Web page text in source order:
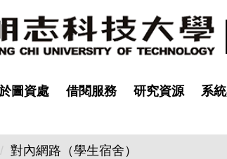
圖資處 借閱服務 研究資源 系
對內網路（學生宿舍）